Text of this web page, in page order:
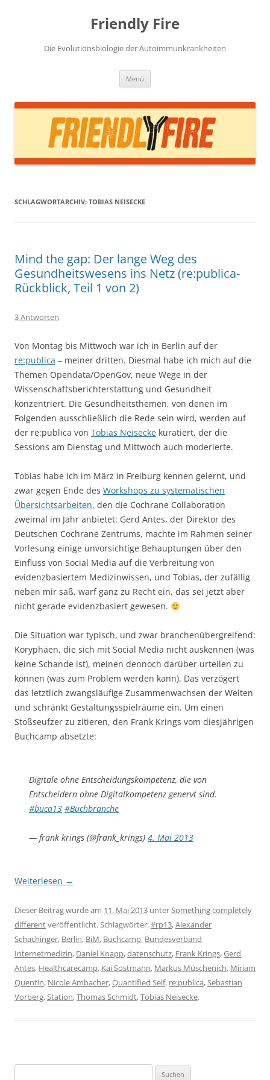
Friendly Fire
Die Evolutionsbiologie der Autoimmunkrankheiten
Menü
SCHLAGWORTARCHIV: TOBIAS NEISECKE
Mind the gap: Der lange Weg des
Gesundheitswesens ins Netz (re:publica-
Rückblick, Teil 1 von 2)
3 Antworten
Von Montag bis Mittwoch war ich in Berlin auf der
re:publica – meiner dritten. Diesmal habe ich mich auf die
Themen Opendata/OpenGov, neue Wege in der
Wissenschaftsberichterstattung und Gesundheit
konzentriert. Die Gesundheitsthemen, von denen im
Folgenden ausschließlich die Rede sein wird, werden auf
der re:publica von Tobias Neisecke kuratiert, der die
Sessions am Dienstag und Mittwoch auch moderierte.
Tobias habe ich im März in Freiburg kennen gelernt, und
zwar gegen Ende des Workshops zu systematischen
Übersichtsarbeiten, den die Cochrane Collaboration
zweimal im Jahr anbietet: Gerd Antes, der Direktor des
Deutschen Cochrane Zentrums, machte im Rahmen seiner
Vorlesung einige unvorsichtige Behauptungen über den
Einfluss von Social Media auf die Verbreitung von
evidenzbasiertem Medizinwissen, und Tobias, der zufällig
neben mir saß, warf ganz zu Recht ein, das sei jetzt aber
nicht gerade evidenzbasiert gewesen.
Die Situation war typisch, und zwar branchenübergreifend:
Koryphäen, die sich mit Social Media nicht auskennen (was
keine Schande ist), meinen dennoch darüber urteilen zu
können (was zum Problem werden kann). Das verzögert
das letztlich zwangsläufige Zusammenwachsen der Welten
und schränkt Gestaltungsspielräume ein. Um einen
Stoßseufzer zu zitieren, den Frank Krings vom diesjährigen
Buchcamp absetzte:
Digitale ohne Entscheidungskompetenz, die von
Entscheidern ohne Digitalkompetenz genervt sind.
#buca13 #Buchbranche
— frank krings (@frank_krings) 4. Mai 2013
Weiterlesen →
Dieser Beitrag wurde am 11. Mai 2013 unterSomething completely
differentveröffentlicht. Schlagwörter:#rp13,Alexander
Schachinger, Berlin, BiM, Buchcamp, Bundesverband
Internetmedizin, Daniel Knapp,datenschutz, Frank Krings,Gerd
Antes, Healthcarecamp, Kai Sostmann, Markus Müschenich, Miriam
Quentin, Nicole Ambacher,Quantified Self, re:publica,Sebastian
Vorberg,Station,Thomas Schmidt,Tobias Neisecke.